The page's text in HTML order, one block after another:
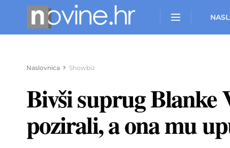
Naslovnica Showbiz
Bivši suprug Blanke
pozirali, a ona mu